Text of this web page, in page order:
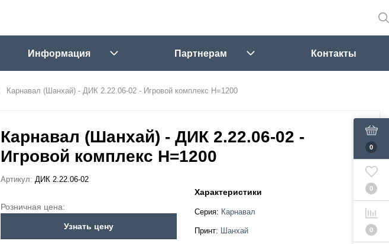
Информация Партнерам Контакты
0
0
0
Карнавал (Шанхай) - ДИК 2.22.06-02 - Игровой комплекс H=1200
Карнавал (Шанхай) - ДИК 2.22.06-02 -
Игровой комплекс H=1200
Артикул: ДИК 2.22.06-02
Розничная цена:
Узнать цену
Характеристики
Серия: Карнавал
Принт: Шанхай